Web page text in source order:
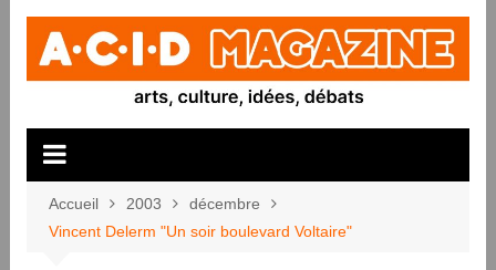
Aller
contenu
Accueil 2003
décembre
Vincent Delerm "Un soir boulevard Voltaire"